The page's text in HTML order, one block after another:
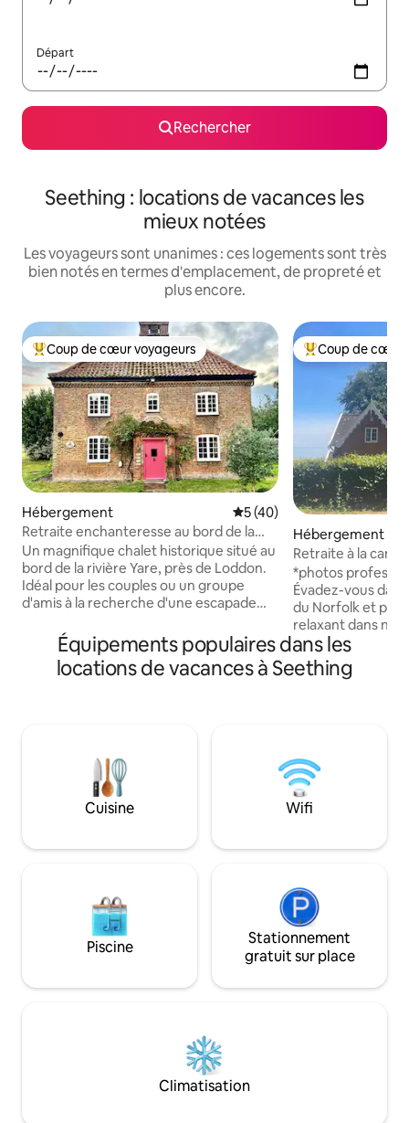
Départ
Rechercher
Seething : locations de vacances les
mieux notées
Les voyageurs sont unanimes : ces logements sont très
bien notés en termes d'emplacement, de propreté et
plus encore.
Coups de cœur voyageurs les plus appréciés
Coup de cœur voyageurs
Hébergement Évaluation moyenne sur la
5 (40)
Retraite enchanteresse au bord de la
rivière. Havre de Norfolk Broads
Un magnifique chalet historique situé au
bord de la rivière Yare, près de Loddon.
Idéal pour les couples ou un groupe
d'amis à la recherche d'une escapade
d’une intimité totale dans un havre de
paix. Sur des postes d’amarrage privés,
profitez de la vue sur une faune et une
de 3 chambres doubles, d'un poêle à bois
et d'un jardin spacieux et sécurisé. Une
annexe séparée peut accueillir
2 personnes avec ses propres
bienvenus moyennant des frais.
Coups de cœur
Coup de cœur
Hébergement
Retraite à la
sont les
*photos
Évadez-vous
du Norfolk et
relaxant dans
chambres
accepte les
tout ce dont vous
6 personnes
élégantes. Il y a
Langley Grange,
maison, que vous
frais
Équipements populaires dans les
locations de vacances à Seething
Cuisine Wifi
Piscine
Stationnement
gratuit sur place
Climatisation